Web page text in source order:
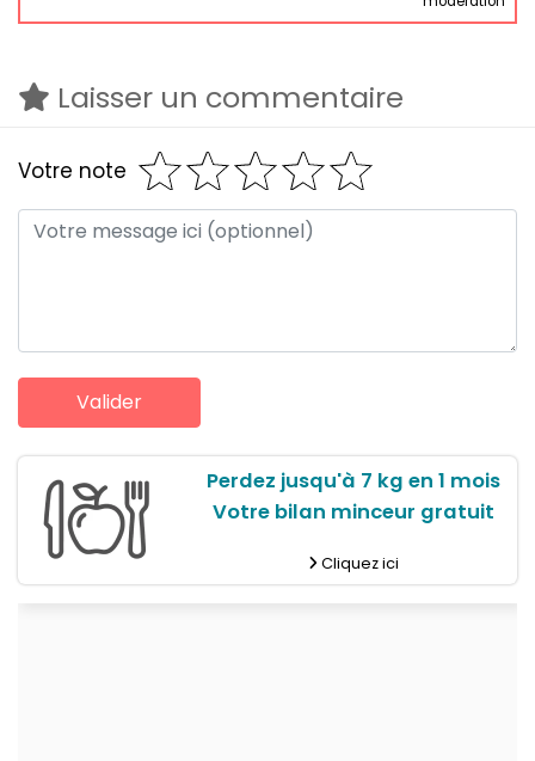
Laisser un commentaire
Votre note
Perdez jusqu'à 7 kg en 1 mois
Votre bilan minceur gratuit
Cliquez ici